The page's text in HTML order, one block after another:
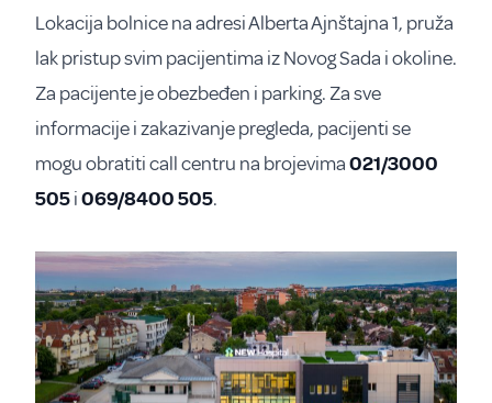
Lokacija bolnice na adresi Alberta Ajnštajna 1, pruža
lak pristup svim pacijentima iz Novog Sada i okoline.
Za pacijente je obezbeđen i parking. Za sve
informacije i zakazivanje pregleda, pacijenti se
mogu obratiti call centru na brojevima021/3000
505i069/8400 505.